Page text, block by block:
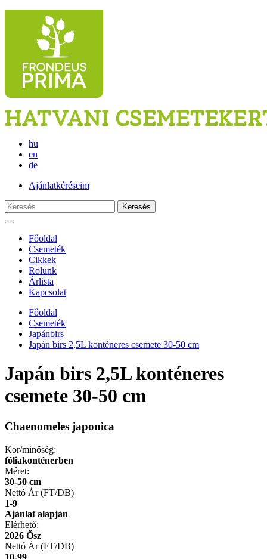
hu
en
de
Ajánlatkéréseim
Keresés
Főoldal
Csemeték
Cikkek
Rólunk
Árlista
Kapcsolat
Főoldal
Csemeték
Japánbirs
Japán birs 2,5L konténeres csemete 30-50 cm
Japán birs 2,5L konténeres
csemete 30-50 cm
Chaenomeles japonica
Kor/minőség:
fóliakonténerben
Méret:
30-50 cm
Nettó Ár (FT/DB)
1-9
Ajánlat alapján
Elérhető:
2026 Ősz
Nettó Ár (FT/DB)
10-99